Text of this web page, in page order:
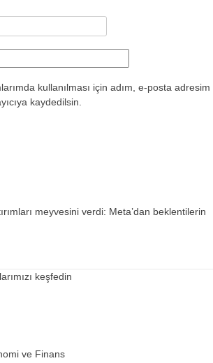
kullanılması için adım, e-posta adresim
kaydedilsin.
meyvesini verdi: Meta’dan beklentilerin
keşfedin